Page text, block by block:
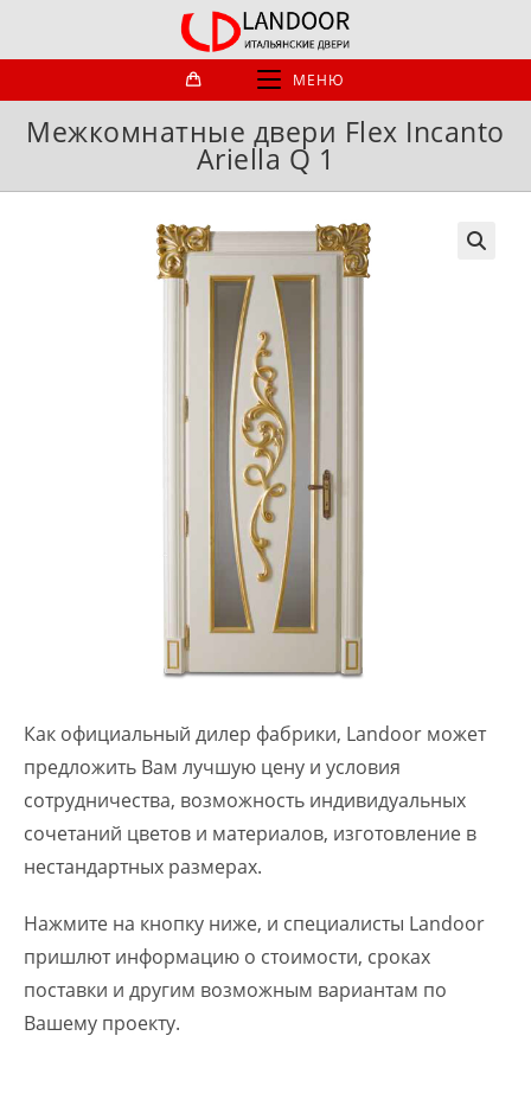
МЕНЮ
Межкомнатные двери Flex Incanto
Ariella Q 1
Как официальный дилер фабрики, Landoor может
предложить Вам лучшую цену и условия
сотрудничества, возможность индивидуальных
сочетаний цветов и материалов, изготовление в
нестандартных размерах.
Нажмите на кнопку ниже, и специалисты Landoor
пришлют информацию о стоимости, сроках
поставки и другим возможным вариантам по
Вашему проекту.